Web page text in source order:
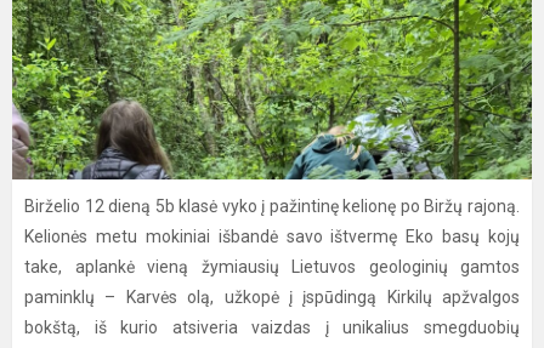
Birželio 12 dieną 5b klasė vyko į pažintinę kelionę po Biržų rajoną.
Kelionės metu mokiniai išbandė savo ištvermę Eko basų kojų
take, aplankė vieną žymiausių Lietuvos geologinių gamtos
paminklų – Karvės olą, užkopė į įspūdingą Kirkilų apžvalgos
bokštą, iš kurio atsiveria vaizdas į unikalius smegduobių